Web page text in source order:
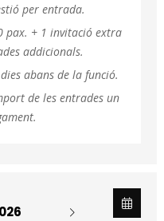
per entrada.
pax. + 1 invitació extra
addicionals.
abans de la funció.
de les entrades un